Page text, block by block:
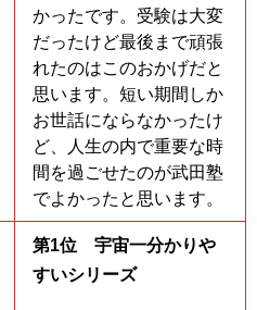
かったです。受験は大変
だったけど最後まで頑張
れたのはこのおかげだと
思います。短い期間しか
お世話にならなかったけ
ど、人生の内で重要な時
間を過ごせたのが武田塾
でよかったと思います。
第1位 宇宙一分かりや
すいシリーズ